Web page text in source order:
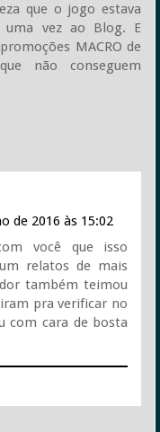
que o jogo estava
uma vez ao Blog. E
MACRO de
não conseguem
de 2016 às 15:02
você que isso
relatos de mais
também teimou
pra verificar no
com cara de bosta